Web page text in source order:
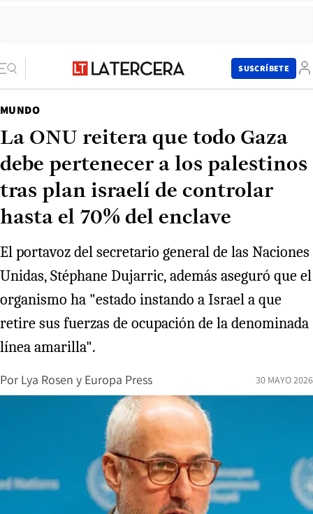
SUSCRÍBETE
MUNDO
La ONU reitera que todo Gaza
debe pertenecer a los palestinos
tras plan israelí de controlar
hasta el 70% del enclave
El portavoz del secretario general de las Naciones
Unidas, Stéphane Dujarric, además aseguró que el
organismo ha "estado instando a Israel a que
retire sus fuerzas de ocupación de la denominada
línea amarilla".
Por Lya Rosen y Europa Press 30 MAYO 2026